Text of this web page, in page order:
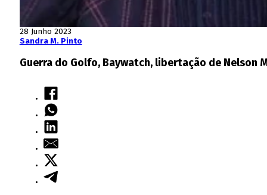
28 Junho 2023
Sandra M. Pinto
Guerra do Golfo, Baywatch, libertação de Nelson